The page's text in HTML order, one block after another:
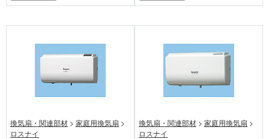
換気扇・関連部材 > 家庭用換気扇 >
ロスナイ
換気扇・関連部材 > 家庭用換気扇 >
ロスナイ